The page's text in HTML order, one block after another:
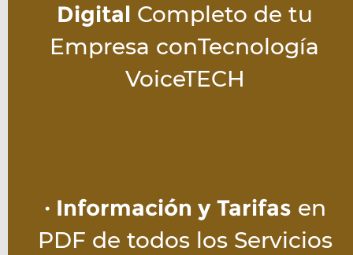
Digital Completo de tu
Empresa conTecnología
VoiceTECH
· Información y Tarifas en
PDF de todos los Servicios